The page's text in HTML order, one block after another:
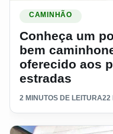
CAMINHÃO
Conheça um
bem
oferecido aos
estradas
2 MINUTOS DE LEITURA22